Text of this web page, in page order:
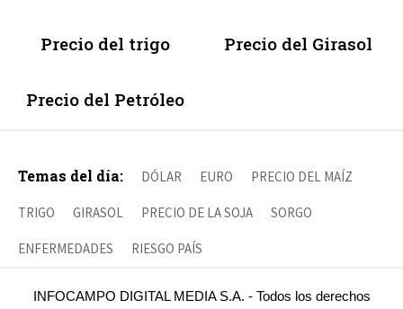
Precio del trigo Precio del Girasol
Precio del Petróleo
Temas del día: DÓLAR EURO PRECIO DEL MAÍZ
TRIGO GIRASOL PRECIO DE LA SOJA SORGO
ENFERMEDADES RIESGO PAÍS
INFOCAMPO DIGITAL MEDIA S.A. - Todos los derechos